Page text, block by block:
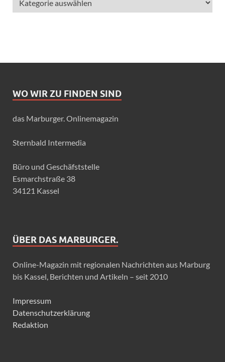
WO WIR ZU FINDEN SIND
das Marburger. Onlinemagazin
Sternbald Intermedia
Büro und Geschäfststelle
Esmarchstraße 38
34121 Kassel
ÜBER DAS MARBURGER.
Online-Magazin mit regionalen Nachrichten aus Marburg
bis Kassel, Berichten und Artikeln – seit 2010
Impressum
Datenschutzerklärung
Redaktion